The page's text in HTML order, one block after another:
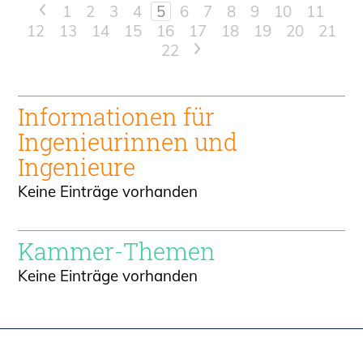
< 1 2 3 4 5 6 7 8 9 10
11
12
13 14 15 16 17 18 19 20
21
22
>
Informationen für
Ingenieurinnen und
Ingenieure
Keine Einträge vorhanden
Kammer-Themen
Keine Einträge vorhanden